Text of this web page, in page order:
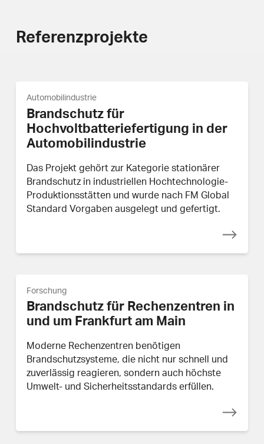
Referenzprojekte
Automobilindustrie
Brandschutz für
Hochvoltbatteriefertigung in der
Automobilindustrie
Das Projekt gehört zur Kategorie stationärer
Brandschutz in industriellen Hochtechnologie-
Produktionsstätten und wurde nach FM Global
Standard Vorgaben ausgelegt und gefertigt.
Forschung
Brandschutz für Rechenzentren in
und um Frankfurt am Main
Moderne Rechenzentren benötigen
Brandschutzsysteme, die nicht nur schnell und
zuverlässig reagieren, sondern auch höchste
Umwelt- und Sicherheitsstandards erfüllen.